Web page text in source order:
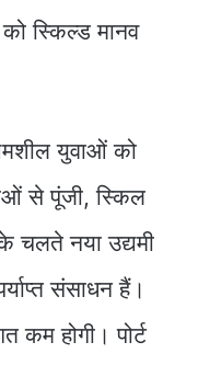
को स्किल्ड मानव
युवाओं को
से पूंजी, स्किल
चलते नया उद्यमी
संसाधन हैं।
कम होगी। पोर्ट